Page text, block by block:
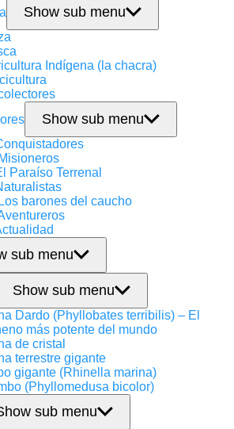
Show sub menu
Indígena (la chacra)
Show sub menu
Paraíso Terrenal
barones del caucho
sub menu
Show sub menu
Dardo (Phyllobates terribilis) – El
más potente del mundo
de cristal
terrestre gigante
gigante (Rhinella marina)
(Phyllomedusa bicolor)
sub menu